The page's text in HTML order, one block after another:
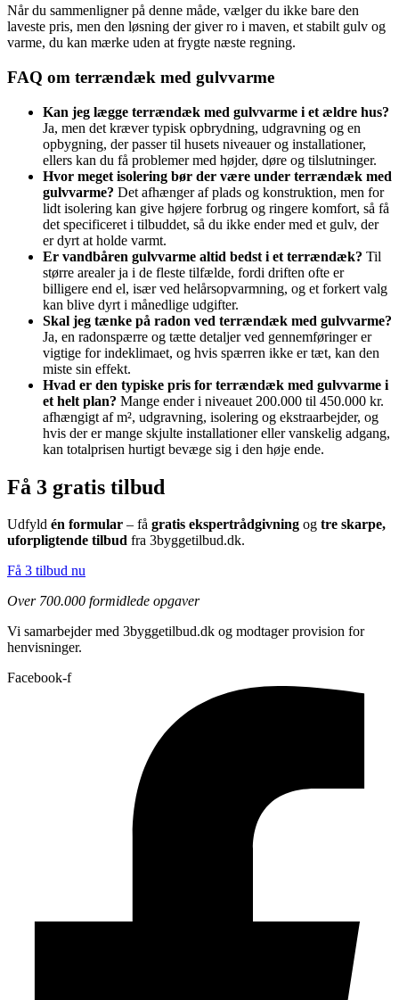
Når du sammenligner på denne måde, vælger du ikke bare den
laveste pris, men den løsning der giver ro i maven, et stabilt gulv og
varme, du kan mærke uden at frygte næste regning.
FAQ om terrændæk med gulvvarme
Kan jeg lægge terrændæk med gulvvarme i et ældre hus?
Ja, men det kræver typisk opbrydning, udgravning og en
opbygning, der passer til husets niveauer og installationer,
ellers kan du få problemer med højder, døre og tilslutninger.
Hvor meget isolering bør der være under terrændæk med
gulvvarme? Det afhænger af plads og konstruktion, men for
lidt isolering kan give højere forbrug og ringere komfort, så få
det specificeret i tilbuddet, så du ikke ender med et gulv, der
er dyrt at holde varmt.
Er vandbåren gulvvarme altid bedst i et terrændæk? Til
større arealer ja i de fleste tilfælde, fordi driften ofte er
billigere end el, især ved helårsopvarmning, og et forkert valg
kan blive dyrt i månedlige udgifter.
Skal jeg tænke på radon ved terrændæk med gulvvarme?
Ja, en radonspærre og tætte detaljer ved gennemføringer er
vigtige for indeklimaet, og hvis spærren ikke er tæt, kan den
miste sin effekt.
Hvad er den typiske pris for terrændæk med gulvvarme i
et helt plan? Mange ender i niveauet 200.000 til 450.000 kr.
afhængigt af m², udgravning, isolering og ekstraarbejder, og
hvis der er mange skjulte installationer eller vanskelig adgang,
kan totalprisen hurtigt bevæge sig i den høje ende.
Få 3 gratis tilbud
Udfyld én formular – få gratis ekspertrådgivning og tre skarpe,
uforpligtende tilbud fra 3byggetilbud.dk.
Få 3 tilbud nu
Over 700.000 formidlede opgaver
Vi samarbejder med 3byggetilbud.dk og modtager provision for
henvisninger.
Facebook-f